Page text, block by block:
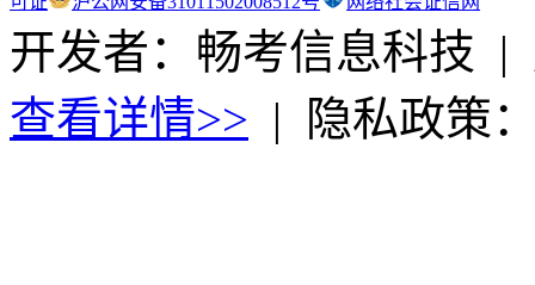
开发者：畅考信息科技 |
查看详情>> | 隐私政策